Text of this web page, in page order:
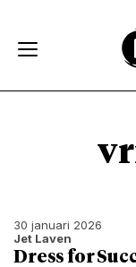
30 januari 2026
Jet Laven
Dress for